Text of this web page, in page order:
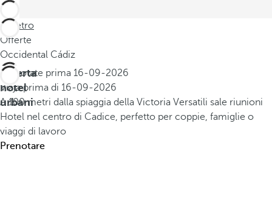
Indietro
Offerte
Occidental Cádiz
Offerta
hotel
urbani
Prenotate prima 16-09-2026
Viaja prima di 16-09-2026
A 100 metri dalla spiaggia della Victoria Versatili sale riunioni
Hotel nel centro di Cadice, perfetto per coppie, famiglie o
viaggi di lavoro
Prenotare